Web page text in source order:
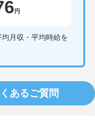
円
月収・平均時給を
あるご質問